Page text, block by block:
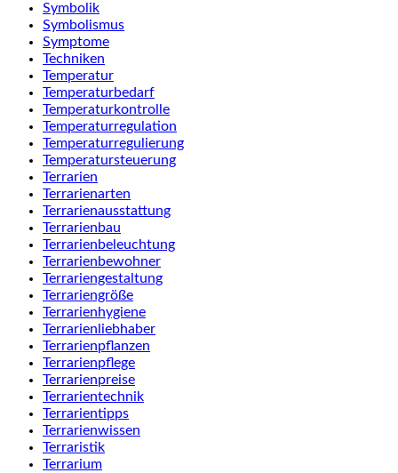
Symbolik
Symbolismus
Symptome
Techniken
Temperatur
Temperaturbedarf
Temperaturkontrolle
Temperaturregulation
Temperaturregulierung
Temperatursteuerung
Terrarien
Terrarienarten
Terrarienausstattung
Terrarienbau
Terrarienbeleuchtung
Terrarienbewohner
Terrariengestaltung
Terrariengröße
Terrarienhygiene
Terrarienliebhaber
Terrarienpflanzen
Terrarienpflege
Terrarienpreise
Terrarientechnik
Terrarientipps
Terrarienwissen
Terraristik
Terrarium